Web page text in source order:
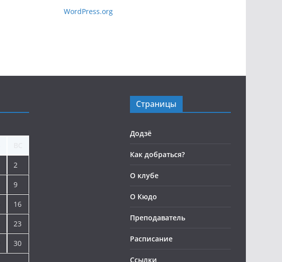
WordPress.org
2
9
16
23
30
Страницы
Додзё
Как добраться?
О клубе
О Кюдо
Преподаватель
Расписание
Ссылки